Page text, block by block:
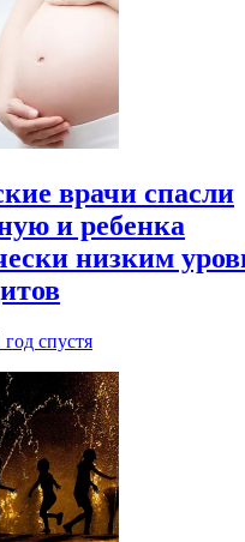
врачи спасли
и ребенка
низким
год спустя